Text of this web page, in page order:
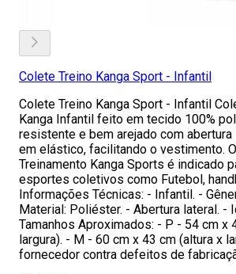
Colete Treino Kanga Sport - Infantil
Colete Treino Kanga Sport - Infantil
Kanga Infantil feito em tecido 100%
resistente e bem arejado com abertura
em elástico, facilitando o vestimento.
Treinamento Kanga Sports é indicado
esportes coletivos como Futebol,
Informações Técnicas: - Infantil. -
Material: Poliéster. - Abertura lateral. -
Tamanhos Aproximados: - P - 54 cm x
largura). - M - 60 cm x 43 cm (altura x
fornecedor contra defeitos de